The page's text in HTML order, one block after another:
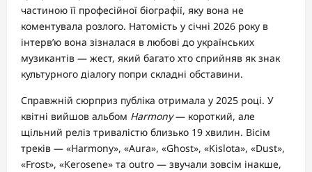
частиною її професійної біографії, яку вона не
коментувала розлого. Натомість у січні 2026 року в
інтерв’ю вона зізналася в любові до українських
музикантів — жест, який багато хто сприйняв як знак
культурного діалогу попри складні обставини.
Справжній сюрприз публіка отримала у 2025 році. У
квітні вийшов альбом Harmony— короткий, але
щільний реліз тривалістю близько 19 хвилин. Вісім
треків — «Harmony», «Aura», «Ghost», «Kislota», «Dust»,
«Frost», «Kerosene» та outro — звучали зовсім інакше,